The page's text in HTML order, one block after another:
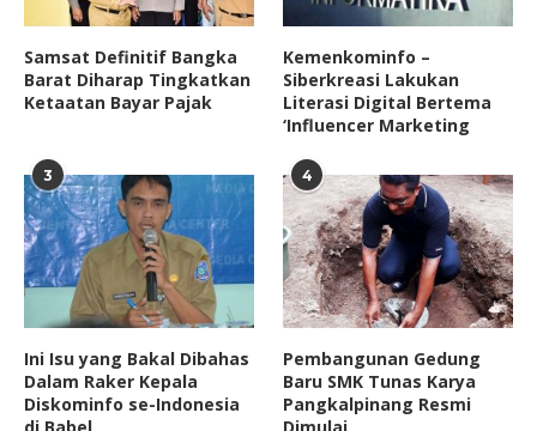
Samsat Definitif Bangka
Barat Diharap Tingkatkan
Ketaatan Bayar Pajak
Kemenkominfo –
Siberkreasi Lakukan
Literasi Digital Bertema
‘Influencer Marketing
3
Ini Isu yang Bakal Dibahas
Dalam Raker Kepala
Diskominfo se-Indonesia
4
Pembangunan Gedung
Baru SMK Tunas Karya
Pangkalpinang Resmi